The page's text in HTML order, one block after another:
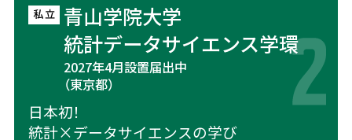
青山学院大学
統計データサイエンス学環
2027年4月設置届出中
（東京都）
日本初！
統計×データサイエンスの学び